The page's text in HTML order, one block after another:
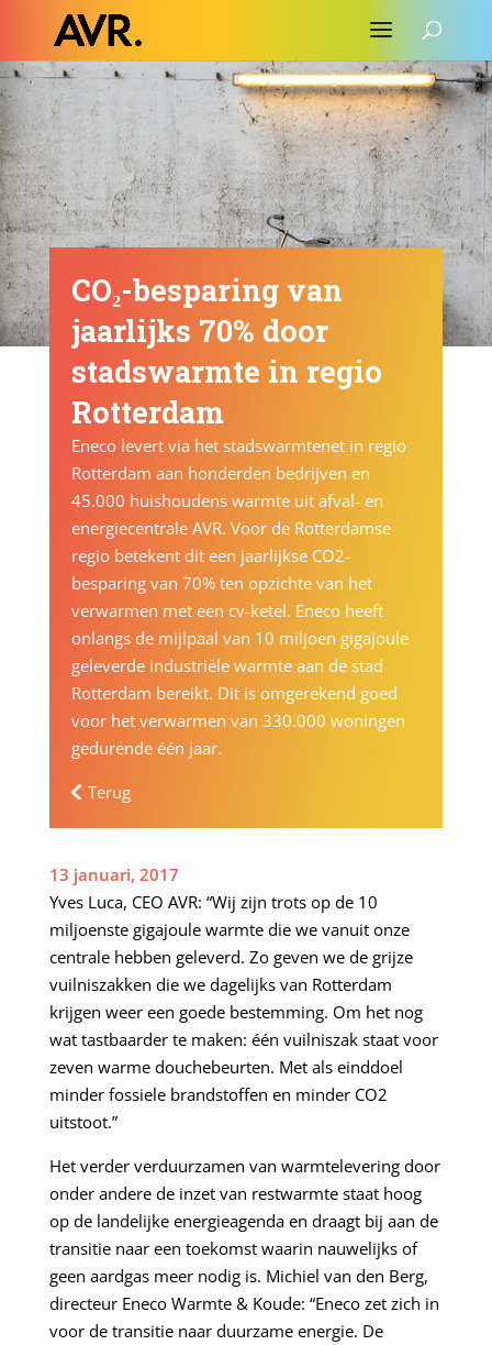
CO₂-besparing van
jaarlijks 70% door
stadswarmte in regio
Rotterdam
Eneco levert via het stadswarmtenet in regio
Rotterdam aan honderden bedrijven en
45.000 huishoudens warmte uit afval- en
energiecentrale AVR. Voor de Rotterdamse
regio betekent dit een jaarlijkse CO2-
besparing van 70% ten opzichte van het
verwarmen met een cv-ketel. Eneco heeft
onlangs de mijlpaal van 10 miljoen gigajoule
geleverde industriële warmte aan de stad
Rotterdam bereikt. Dit is omgerekend goed
voor het verwarmen van 330.000 woningen
gedurende één jaar.
Terug
13 januari, 2017
Yves Luca, CEO AVR: “Wij zijn trots op de 10
miljoenste gigajoule warmte die we vanuit onze
centrale hebben geleverd. Zo geven we de grijze
vuilniszakken die we dagelijks van Rotterdam
krijgen weer een goede bestemming. Om het nog
wat tastbaarder te maken: één vuilniszak staat voor
zeven warme douchebeurten. Met als einddoel
minder fossiele brandstoffen en minder CO2
uitstoot.”
Het verder verduurzamen van warmtelevering door
onder andere de inzet van restwarmte staat hoog
op de landelijke energieagenda en draagt bij aan de
transitie naar een toekomst waarin nauwelijks of
geen aardgas meer nodig is. Michiel van den Berg,
directeur Eneco Warmte & Koude: “Eneco zet zich in
voor de transitie naar duurzame energie. De